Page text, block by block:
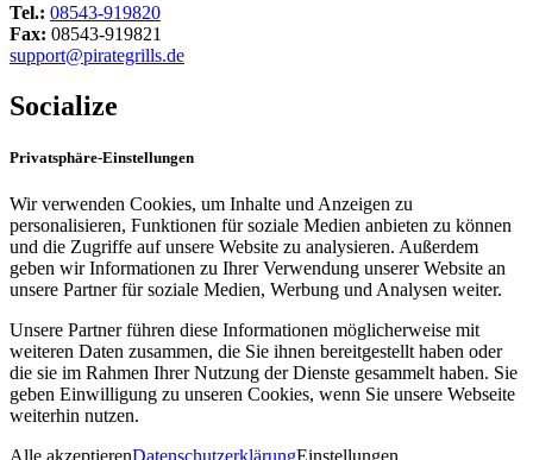
Tel.: 08543-919820
Fax: 08543-919821
support@pirategrills.de
Socialize
Privatsphäre-Einstellungen
Wir verwenden Cookies, um Inhalte und Anzeigen zu
personalisieren, Funktionen für soziale Medien anbieten zu können
und die Zugriffe auf unsere Website zu analysieren. Außerdem
geben wir Informationen zu Ihrer Verwendung unserer Website an
unsere Partner für soziale Medien, Werbung und Analysen weiter.
Unsere Partner führen diese Informationen möglicherweise mit
weiteren Daten zusammen, die Sie ihnen bereitgestellt haben oder
die sie im Rahmen Ihrer Nutzung der Dienste gesammelt haben. Sie
geben Einwilligung zu unseren Cookies, wenn Sie unsere Webseite
weiterhin nutzen.
Alle akzeptierenDatenschutzerklärungEinstellungen